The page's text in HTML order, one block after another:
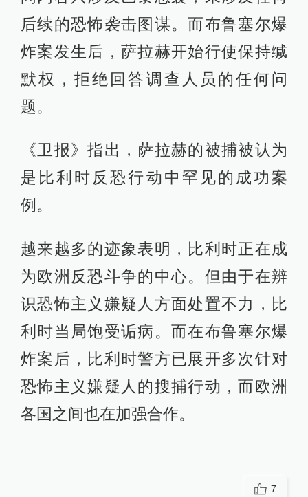
后续的恐怖袭击图谋。而布鲁塞尔爆
炸案发生后，萨拉赫开始行使保持缄
默权，拒绝回答调查人员的任何问
题。
《卫报》指出，萨拉赫的被捕被认为
是比利时反恐行动中罕见的成功案
例。
越来越多的迹象表明，比利时正在成
为欧洲反恐斗争的中心。但由于在辨
识恐怖主义嫌疑人方面处置不力，比
利时当局饱受诟病。而在布鲁塞尔爆
炸案后，比利时警方已展开多次针对
恐怖主义嫌疑人的搜捕行动，而欧洲
各国之间也在加强合作。
7